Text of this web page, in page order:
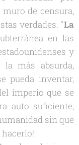
de censura,
verdades. "La
en las
y
la más absurda,
pueda inventar,
imperio que se
auto suficiente,
sin que